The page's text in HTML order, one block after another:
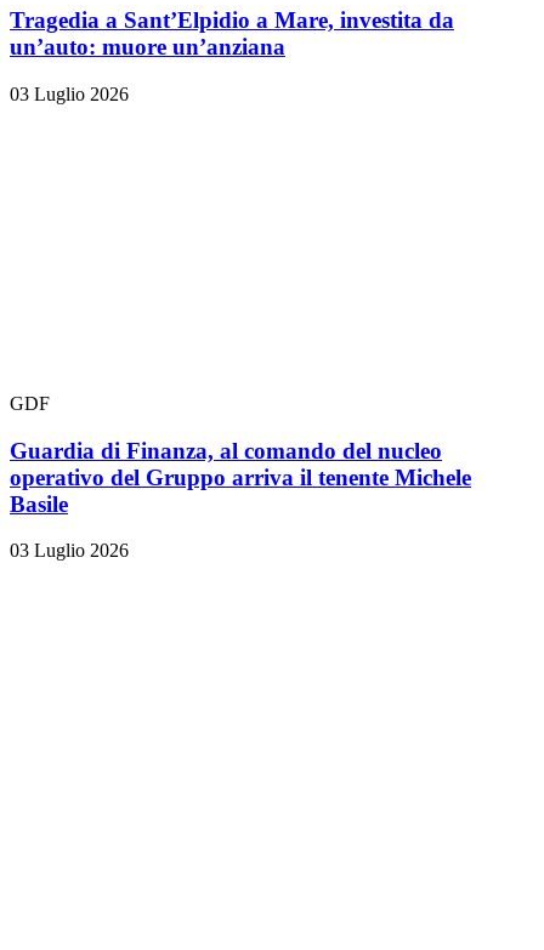
Tragedia a Sant’Elpidio a Mare, investita da
un’auto: muore un’anziana
03 Luglio 2026
GDF
Guardia di Finanza, al comando del nucleo
operativo del Gruppo arriva il tenente Michele
Basile
03 Luglio 2026